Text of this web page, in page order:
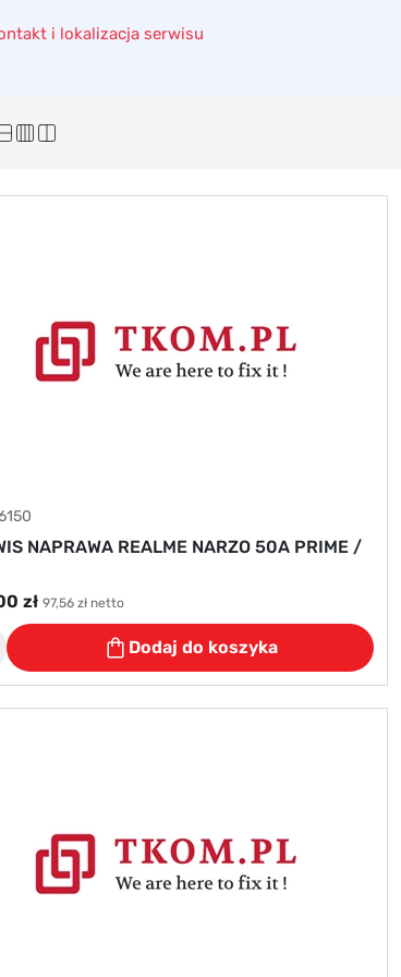
i lokalizacja serwisu
NAPRAWA REALME NARZO 50A PRIME /
zł 97,56 zł netto
Dodaj do koszyka